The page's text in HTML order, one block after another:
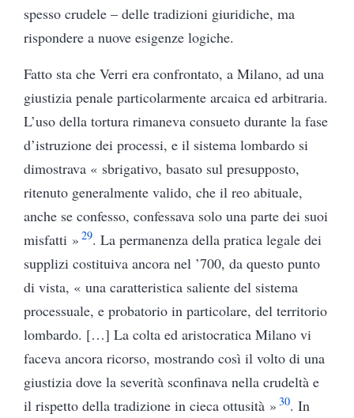
spesso crudele – delle tradizioni giuridiche, ma
rispondere a nuove esigenze logiche.
Fatto sta che Verri era confrontato, a Milano, ad una
giustizia penale particolarmente arcaica ed arbitraria.
L’uso della tortura rimaneva consueto durante la fase
d’istruzione dei processi, e il sistema lombardo si
dimostrava « sbrigativo, basato sul presupposto,
ritenuto generalmente valido, che il reo abituale,
anche se confesso, confessava solo una parte dei suoi
misfatti » 29. La permanenza della pratica legale dei
supplizi costituiva ancora nel ’700, da questo punto
di vista, « una caratteristica saliente del sistema
processuale, e probatorio in particolare, del territorio
lombardo. […] La colta ed aristocratica Milano vi
faceva ancora ricorso, mostrando così il volto di una
giustizia dove la severità sconfinava nella crudeltà e
il rispetto della tradizione in cieca ottusità » 30. In